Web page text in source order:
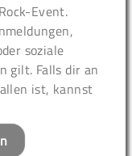
Event.
soziale
gilt. Falls dir an
ist, kannst